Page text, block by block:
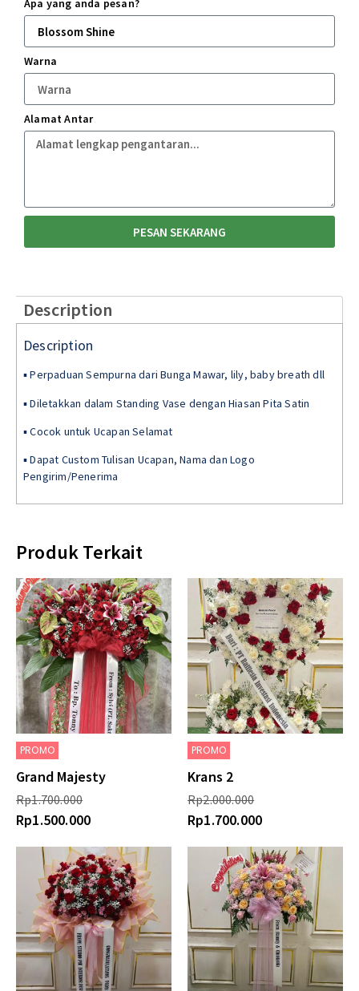
Apa yang anda pesan?
Warna
Alamat Antar
PESAN SEKARANG
Description
Description
▪ Perpaduan Sempurna dari Bunga Mawar, lily, baby breath dll
▪ Diletakkan dalam Standing Vase dengan Hiasan Pita Satin
▪ Cocok untuk Ucapan Selamat
▪ Dapat Custom Tulisan Ucapan, Nama dan Logo
Pengirim/Penerima
Produk Terkait
PROMO
Grand Majesty
Rp1.700.000
Rp1.500.000
PROMO
Krans 2
Rp2.000.000
Rp1.700.000